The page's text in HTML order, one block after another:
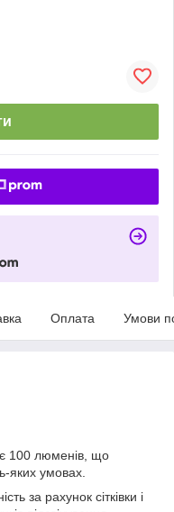
Оплата Умови
100 люменів, що
яких умовах.
за рахунок сітківки і